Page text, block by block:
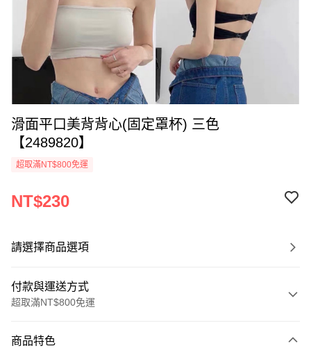
滑面平口美背背心(固定罩杯) 三色
【2489820】
超取滿NT$800免運
NT$230
請選擇商品選項
付款與運送方式
超取滿NT$800免運
信用卡一次付款
商品特色